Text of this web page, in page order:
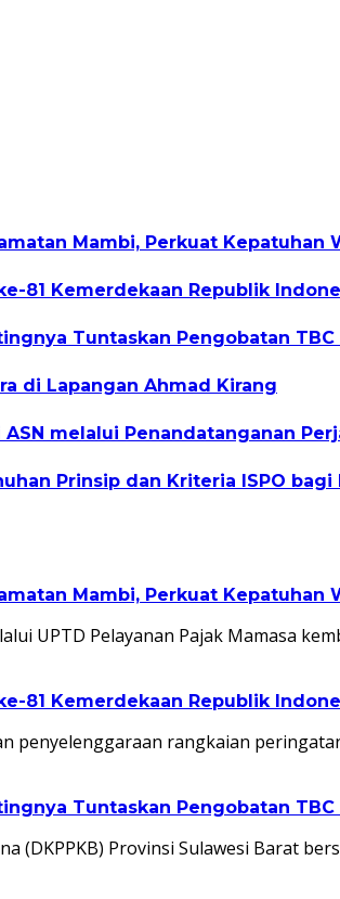
Mambi, Perkuat Kepatuhan
81 Kemerdekaan Republik
Tuntaskan Pengobatan
di Lapangan Ahmad Kirang
melalui Penandatanganan
Prinsip dan Kriteria ISPO
Mambi, Perkuat Kepatuhan
UPTD Pelayanan Pajak Mamasa
81 Kemerdekaan Republik
penyelenggaraan rangkaian
Tuntaskan Pengobatan
(DKPPKB) Provinsi Sulawesi Barat